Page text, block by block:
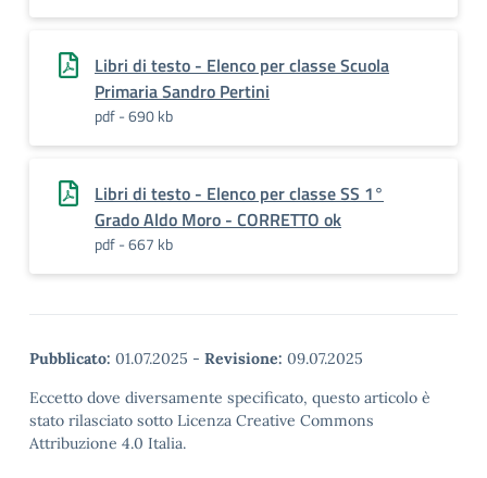
Libri di testo - Elenco per classe Scuola
Primaria Sandro Pertini
pdf - 690 kb
Libri di testo - Elenco per classe SS 1°
Grado Aldo Moro - CORRETTO ok
pdf - 667 kb
Pubblicato: 01.07.2025 - Revisione: 09.07.2025
Eccetto dove diversamente specificato, questo articolo è
stato rilasciato sotto Licenza Creative Commons
Attribuzione 4.0 Italia.